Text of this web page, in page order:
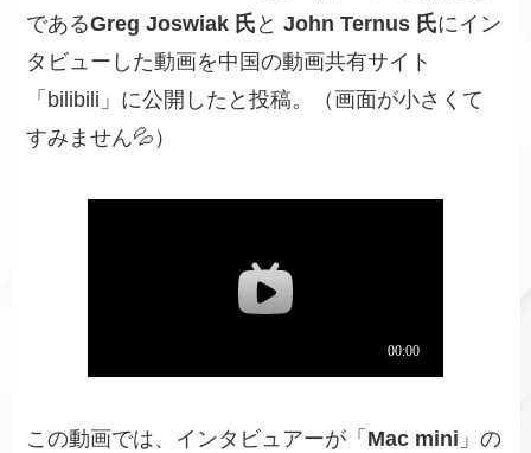
であるGreg Joswiak 氏 と John Ternus 氏にイン
タビューした動画を中国の動画共有サイト
「bilibili」に公開したと投稿。（画面が小さくて
すみません💦）
この動画では、インタビュアーが「 Mac mini 」の